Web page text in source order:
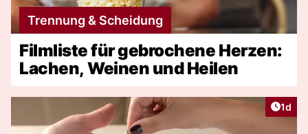
Trennung & Scheidung
Filmliste für gebrochene Herzen:
Lachen, Weinen und Heilen
1d